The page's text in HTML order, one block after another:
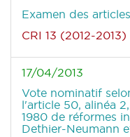
Examen des articles
CRI 13 (2012-
17/04/2013
Vote nominatif
l'article 50, alinéa
1980 de réformes
Dethier-Neumann